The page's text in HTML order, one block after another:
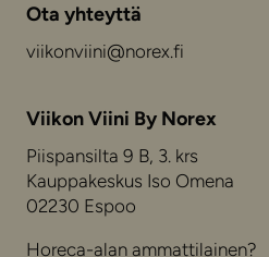
Ota yhteyttä
viikonviini@norex.fi
Viikon Viini By Norex
Piispansilta 9 B, 3. krs
Kauppakeskus Iso Omena
02230 Espoo
Horeca-alan ammattilainen?